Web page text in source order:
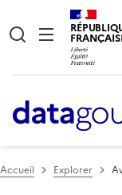
Accueil Explorer